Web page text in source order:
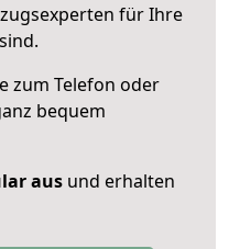
für Ihre
zum Telefon oder
bequem
aus und erhalten